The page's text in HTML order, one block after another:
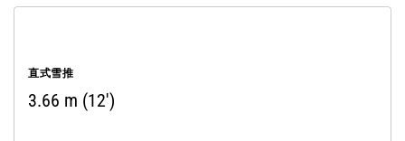
直式雪推
3.66 m (12')